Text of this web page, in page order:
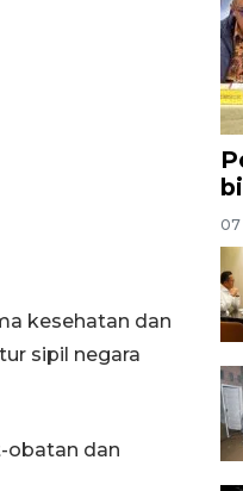
kesehatan dan
sipil negara
obatan dan
07